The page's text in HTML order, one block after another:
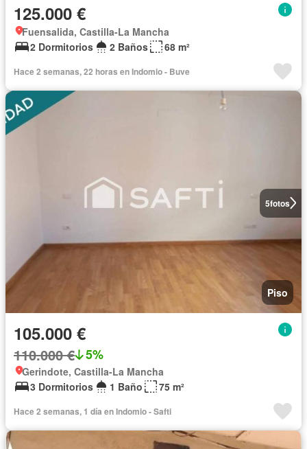
125.000 €
Fuensalida, Castilla-La Mancha
2 Dormitorios
2 Baños 68 m²
Hace 2 semanas, 22 horas en Indomio - Buve
5fotos
Piso
105.000 €
110.000 € 5%
Gerindote, Castilla-La Mancha
3 Dormitorios
1 Baño 75 m²
Hace 2 semanas, 1 día en Indomio - Safti